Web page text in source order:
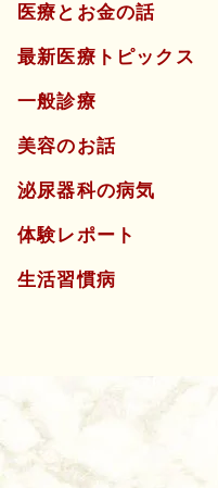
医療とお金の話
最新医療トピックス
一般診療
美容のお話
泌尿器科の病気
体験レポート
生活習慣病